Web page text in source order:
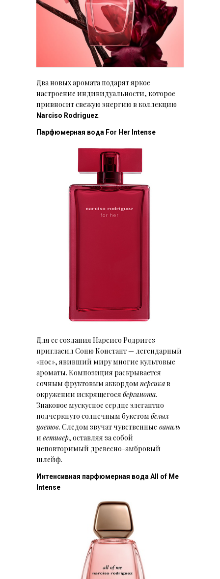
Два новых аромата подарят яркое
настроение индивидуальности, которое
привносит свежую энергию в коллекцию
Narciso Rodriguez.
Парфюмерная вода For Her Intense
Для ее создания Нарсисо Родригез
пригласил Соню Констант — легендарный
«нос», явивший миру многие культовые
ароматы. Композиция раскрывается
сочным фруктовым аккордом персикав
окружении искрящегося бергамота.
Знаковое мускусное сердце элегантно
подчеркнуто солнечным букетом белых
цветов. Следом звучат чувственные ваниль
и ветивер, оставляя за собой
неповторимый древесно-амбровый
шлейф.
Интенсивная парфюмерная вода All of Me
Intense